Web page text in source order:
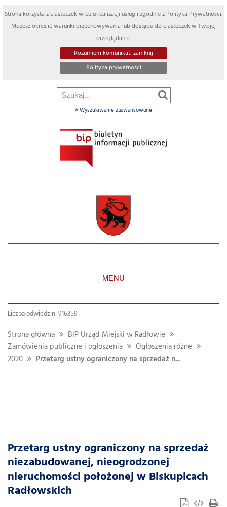
Strona korzysta z ciasteczek w celu realizacji usług i zgodnie z Polityką Prywatności.
Możesz określić warunki przechowywania lub dostępu do ciasteczek w Twojej
przeglądarce.
Rozumiem komunikat, zamknij
Polityka prywatności
Wyszukiwanie zaawansowane
MENU
Liczba odwiedzin: 916359
Strona główna
BIP Urząd Miejski w Radłowie
Zamówienia publiczne i ogłoszenia
Ogłoszenia różne
2020
Przetarg ustny ograniczony na sprzedaż n...
Przetarg ustny ograniczony na sprzedaż
niezabudowanej, nieogrodzonej
nieruchomości położonej w Biskupicach
Radłowskich